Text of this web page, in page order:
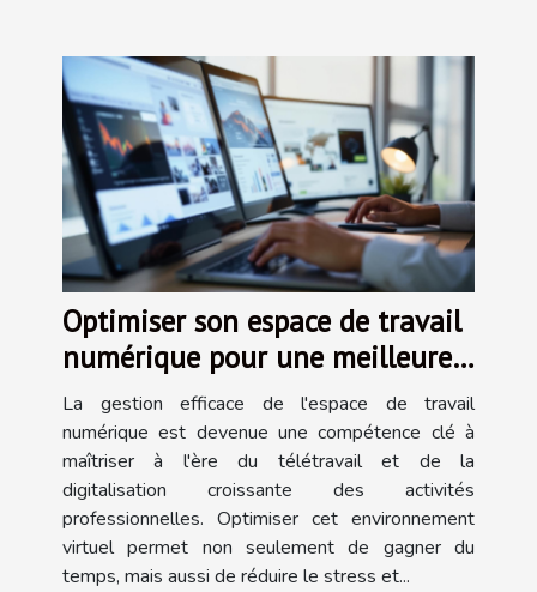
Optimiser son espace de travail
numérique pour une meilleure
productivité
La gestion efficace de l'espace de travail
numérique est devenue une compétence clé à
maîtriser à l'ère du télétravail et de la
digitalisation croissante des activités
professionnelles. Optimiser cet environnement
virtuel permet non seulement de gagner du
temps, mais aussi de réduire le stress et...